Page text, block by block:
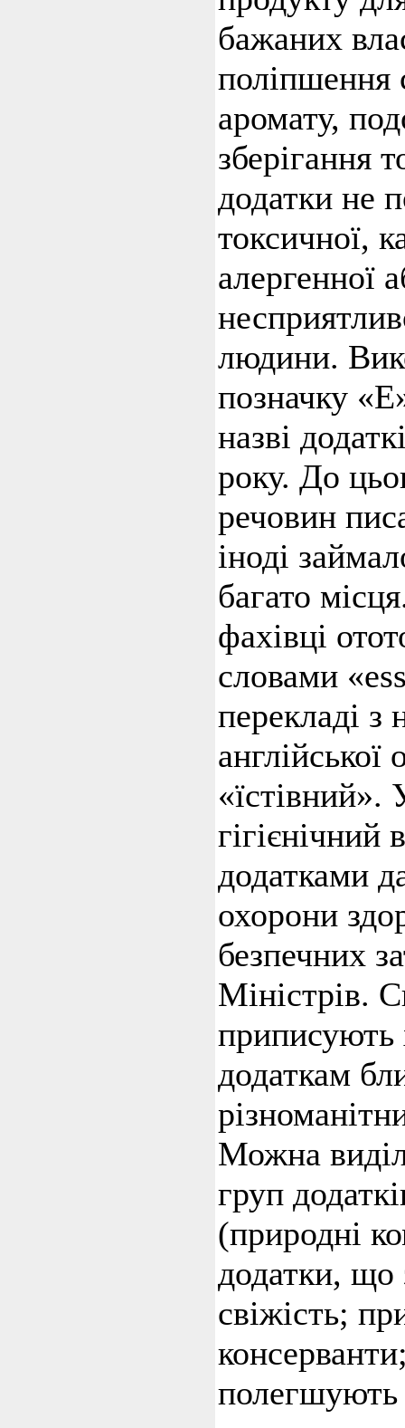
бажаних
поліпшення
аромату,
зберігання
додатки не
токсичної,
алергенної
людини.
позначку
назві
року. До
речовин
іноді
багато
фахівці
словами
перекладі з
англійської
«їстівний».
гігієнічний
додатками
охорони
безпечних
Міністрів.
приписують
додаткам
Можна
груп
(природні
додатки, що
свіжість;
полегшують